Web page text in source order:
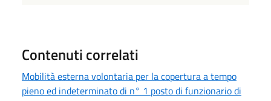
Contenuti correlati
Mobilità esterna volontaria per la copertura a tempo
pieno ed indeterminato di n° 1 posto di funzionario di